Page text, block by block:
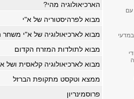
עם
הארכיאולוגיה מהי?
מבוא לפרהיסטוריה של א"י
מבוא לארכיאולוגיה של א"י משחר
מבוא לתולדות המזרח הקדום
מבוא לארכיאולוגיה קלאסית ושל
ממצא וטקסט מתקופת הברזל
פרוסמינריון